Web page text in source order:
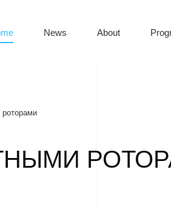
News About